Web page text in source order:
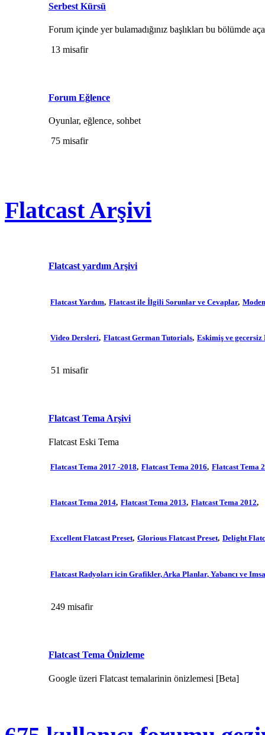
Serbest Kürsü
Forum içinde yer bulamadığınız başlıkları bu bölümde
13 misafir
Forum Eğlence
Oyunlar, eğlence, sohbet
75 misafir
Flatcast Arşivi
Flatcast yardım Arşivi
Flatcast Yardım Flatcast ile İlgili Sorunlar ve Cevaplar
Video Dersleri Flatcast German Tutorials Eskimiş ve
51 misafir
Flatcast Tema Arşivi
Flatcast Eski Tema
Flatcast Tema 2017 -2018 Flatcast Tema 2016 Flatcast Tema
Flatcast Tema 2014 Flatcast Tema 2013 Flatcast Tema 2012
Excellent Flatcast Preset Glorious Flatcast Preset Delight
Flatcast Radyoları icin Grafikler, Arka Planlar, Yabancı ve
249 misafir
Flatcast Tema Önizleme
Google üzeri Flatcast temalarinin önizlemesi [Beta]